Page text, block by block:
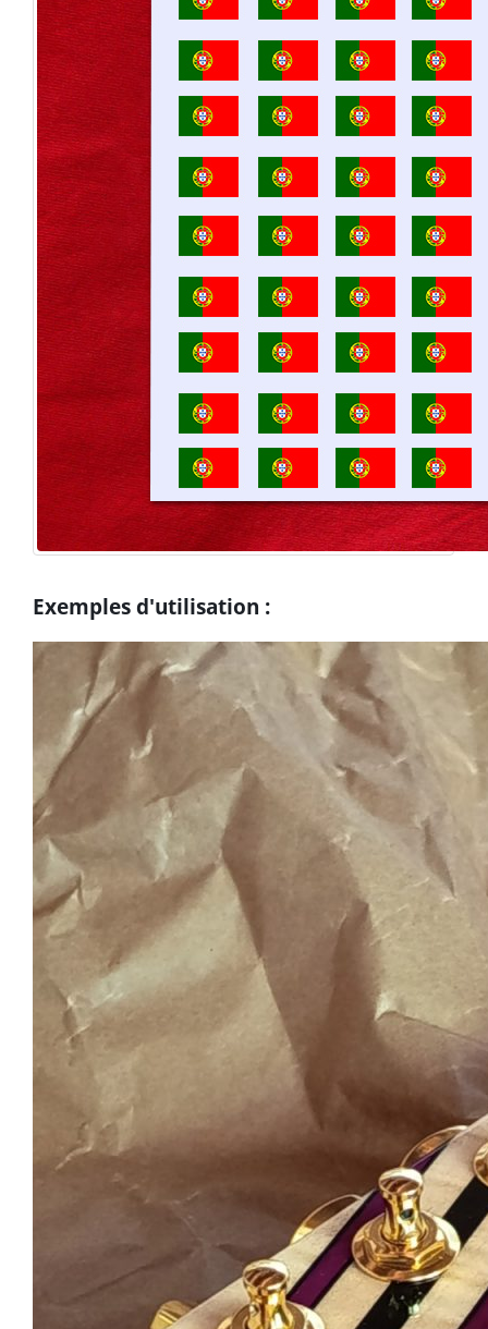
Exemples d'utilisation :